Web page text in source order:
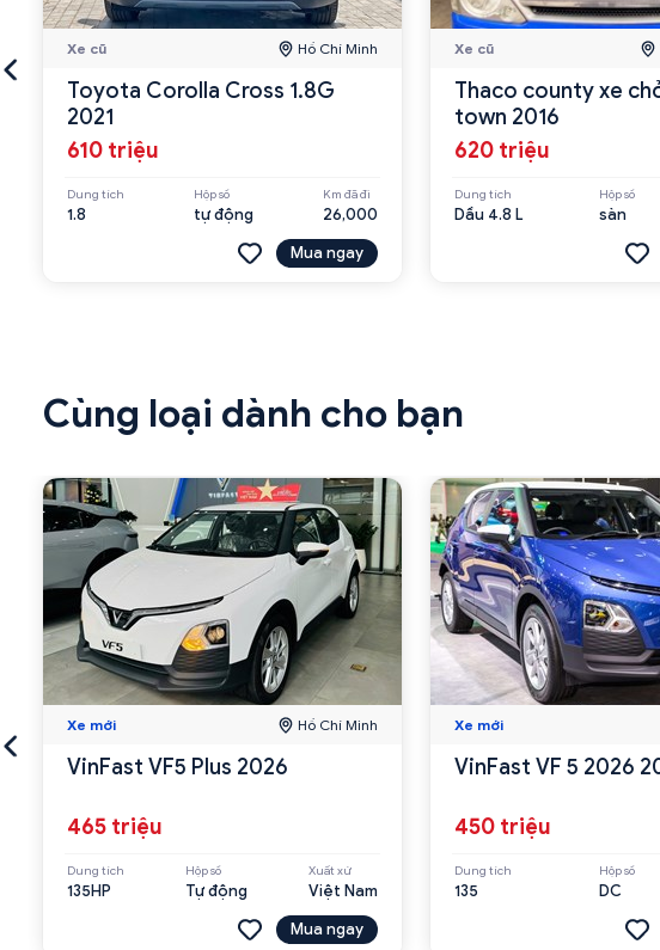
Xe cũ Hồ Chí Minh
Toyota Corolla Cross 1.8G
2021
610 triệu
Dung tích
1.8
Hộp số
tự động
Km đã đi
26,000
Mua ngay
Xe cũ
Thaco county xe
town 2016
620 triệu
Dung tích
Dầu 4.8 L
Hộp số
sàn
Cùng loại dành cho bạn
Xe mới Hồ Chí Minh
VinFast VF5 Plus 2026
465 triệu
Dung tích
135HP
Hộp số
Tự động
Xuất xứ
Việt Nam
Mua ngay
Xe mới
VinFast VF 5 2026
450 triệu
Dung tích
135
Hộp số
DC